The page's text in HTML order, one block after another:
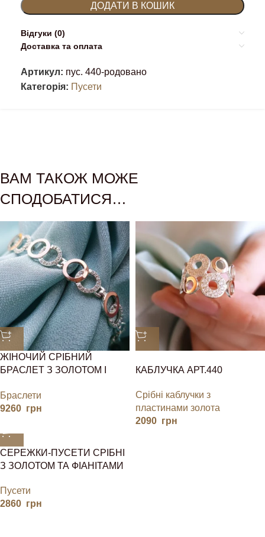
ДОДАТИ В КОШИК
Відгуки (0)
Доставка та оплата
Артикул: пус. 440-родовано
Категорія: Пусети
ВАМ ТАКОЖ МОЖЕ
СПОДОБАТИСЯ…
ЖІНОЧИЙ СРІБНИЙ
БРАСЛЕТ З ЗОЛОТОМ І
Браслети
9260 грн
КАБЛУЧКА АРТ.440
Срібні каблучки з
пластинами золота
2090 грн
СЕРЕЖКИ-ПУСЕТИ СРІБНІ
З ЗОЛОТОМ ТА ФІАНІТАМИ
Пусети
2860 грн